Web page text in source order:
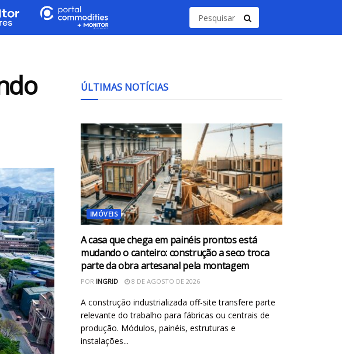
ÚLTIMAS NOTÍCIAS
IMÓVEIS
A casa que chega em painéis prontos está
mudando o canteiro: construção a seco troca
parte da obra artesanal pela montagem
POR INGRID 8 DE AGOSTO DE 2026
A construção industrializada off-site transfere parte
relevante do trabalho para fábricas ou centrais de
produção. Módulos, painéis, estruturas e
instalações...